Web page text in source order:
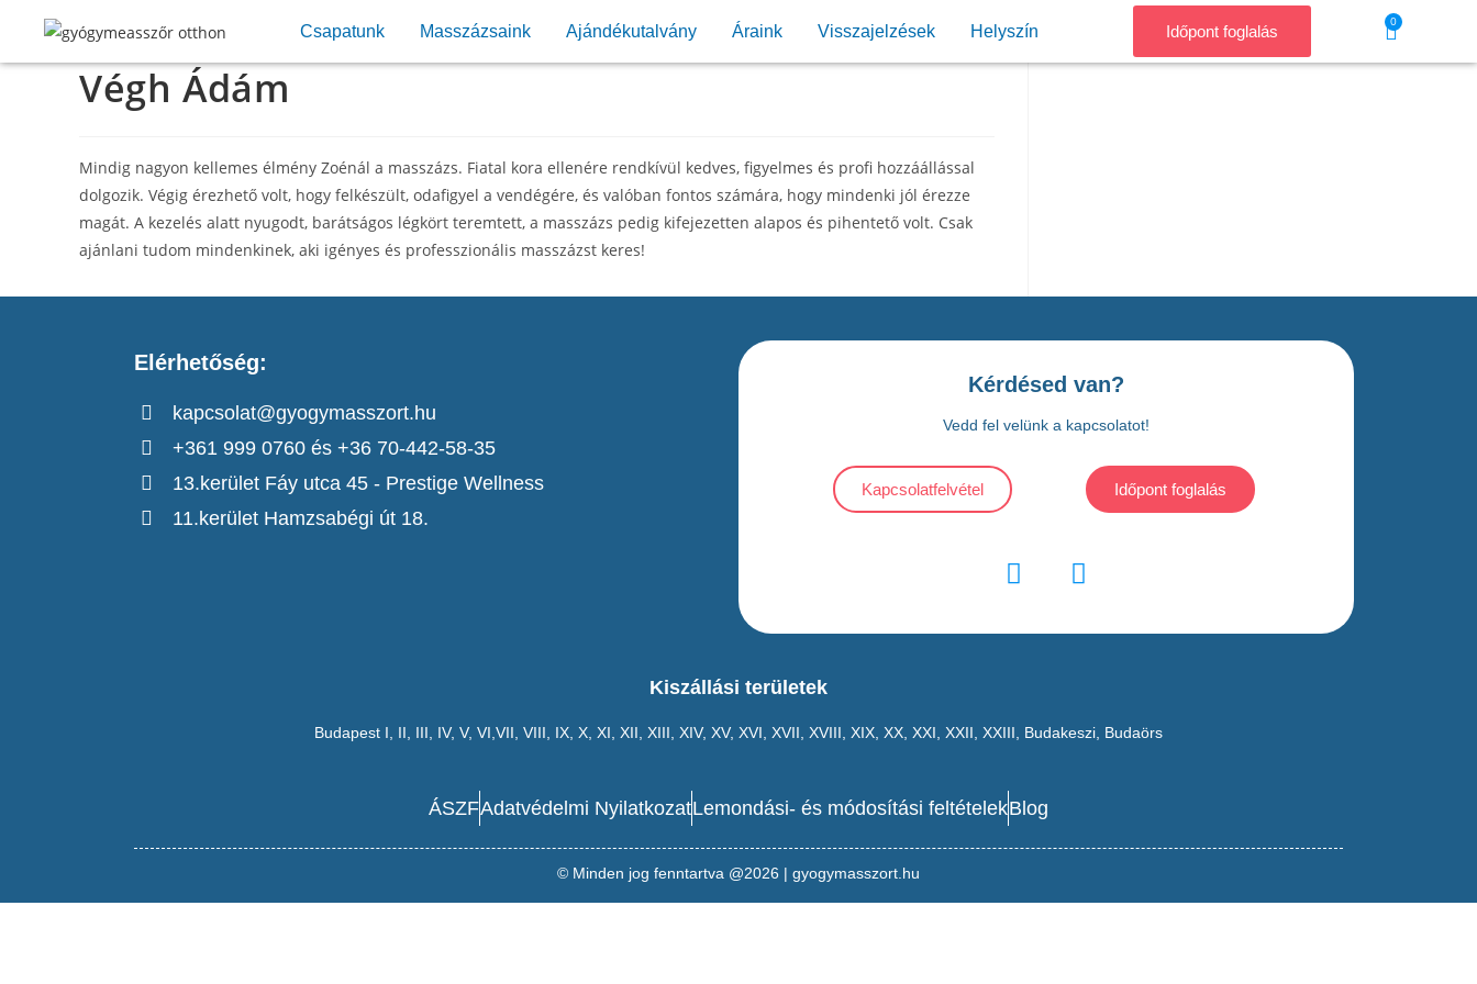
Csapatunk Masszázsaink Ajándékutalvány Áraink Visszajelzések Helyszín Időpont foglalás
0
Végh Ádám
Mindig nagyon kellemes élmény Zoénál a masszázs. Fiatal kora ellenére rendkívül kedves, figyelmes és profi hozzáállással
dolgozik. Végig érezhető volt, hogy felkészült, odafigyel a vendégére, és valóban fontos számára, hogy mindenki jól érezze
magát. A kezelés alatt nyugodt, barátságos légkört teremtett, a masszázs pedig kifejezetten alapos és pihentető volt. Csak
ajánlani tudom mindenkinek, aki igényes és professzionális masszázst keres!
Elérhetőség:
kapcsolat@gyogymasszort.hu
+361 999 0760 és +36 70-442-58-35
13.kerület Fáy utca 45 - Prestige Wellness
11.kerület Hamzsabégi út 18.
Kérdésed van?
Vedd fel velünk a kapcsolatot!
Kapcsolatfelvétel Időpont foglalás
Kiszállási területek
Budapest I II III IV, V, VI ,VII, VIII IX X XI XII XIII XIV, XV, XVI XVII XVIII XIX XX XXI XXII XXIII Budakeszi Budaörs
ÁSZFAdatvédelmi NyilatkozatLemondási- és módosítási feltételekBlog
© Minden jog fenntartva @2026 | gyogymasszort.hu